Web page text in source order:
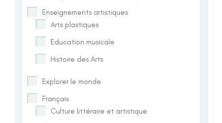
Enseignements artistiques
Arts plastiques
Education musicale
Histoire des Arts
Explorer le monde
Français
Culture littéraire et artistique